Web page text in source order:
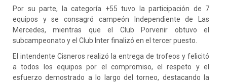
Por su parte, la categoría +55 tuvo la participación de 7
equipos y se consagró campeón Independiente de Las
Mercedes, mientras que el Club Porvenir obtuvo el
subcampeonato y el Club Inter finalizó en el tercer puesto.
El intendente Cisneros realizó la entrega de trofeos y felicitó
a todos los equipos por el compromiso, el respeto y el
esfuerzo demostrado a lo largo del torneo, destacando la